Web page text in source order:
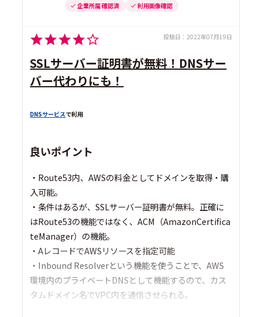
企業所属 確認済 利用画像確認
投稿日： 2022年07月19日
SSLサーバー証明書が無料！DNSサー
バー代わりにも！
DNSサービスで利用
良いポイント
・Route53内、AWSの料金としてドメインを取得・購
入可能。
・条件はあるが、SSLサーバー証明書が無料。正確に
はRoute53の機能ではなく、ACM（AmazonCertifica
teManager）の機能。
・AレコードでAWSリソースを指定可能
・Inbound Resolverという機能を使うことで、AWS
環境内のプライベートDNSとして機能するので、カス
タムドメイン名でVPC内を通信させられる。